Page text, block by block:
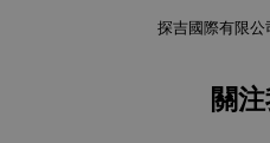
探吉國際有限公
關